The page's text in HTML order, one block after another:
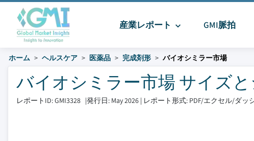
産業レポート GMI脈拍
ホーム ヘルスケア 医薬品 完成剤形 バイオシミラー市場
バイオシミラー市場 サイズと
レポートID: GMI3328 |発行日: May 2026 | レポート形式: PDF/エクセル/ダ